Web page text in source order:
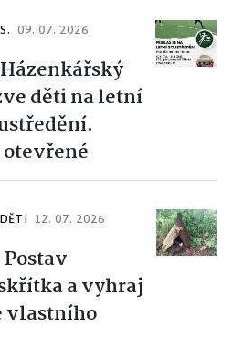
09. 07. 2026
Házenkářský
děti na letní
12. 07. 2026
Postav
a vyhraj
vlastního